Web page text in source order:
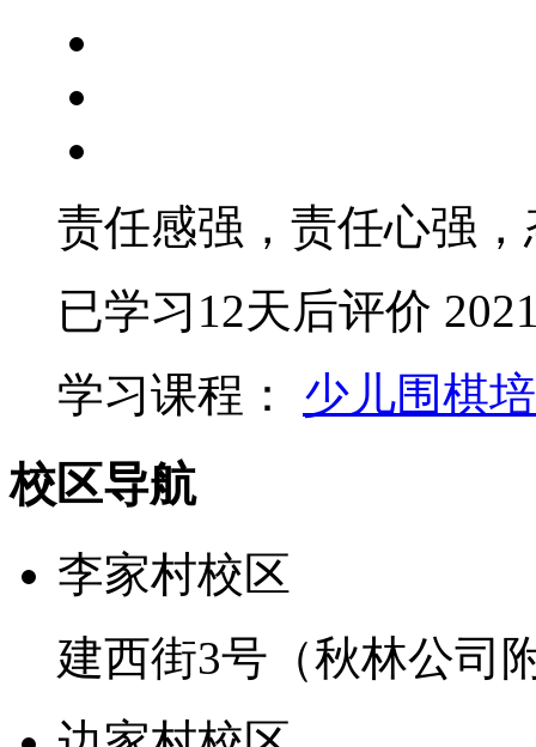
责任感强，责任心强
已学习12天后评价
学习课程：
少儿围棋
校区导航
李家村校区
建西街3号（秋林公司